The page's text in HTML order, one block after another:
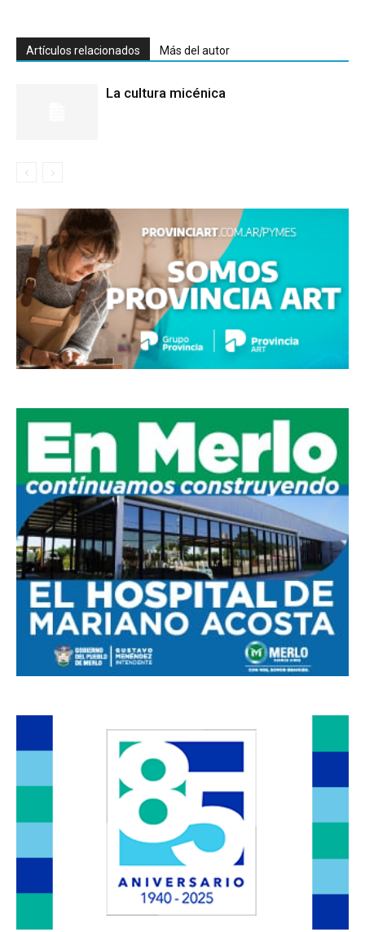
Artículos relacionados Más del autor
La cultura micénica